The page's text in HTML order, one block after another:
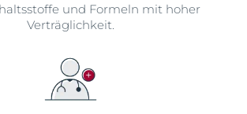
und Formeln mit hoher
Verträglichkeit.